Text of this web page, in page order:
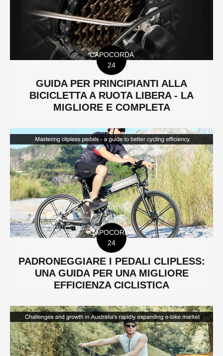
CAPOCORDA
24
GUIDA PER PRINCIPIANTI ALLA
BICICLETTA A RUOTA LIBERA - LA
MIGLIORE E COMPLETA
CAPOCORDA
24
PADRONEGGIARE I PEDALI CLIPLESS:
UNA GUIDA PER UNA MIGLIORE
EFFICIENZA CICLISTICA